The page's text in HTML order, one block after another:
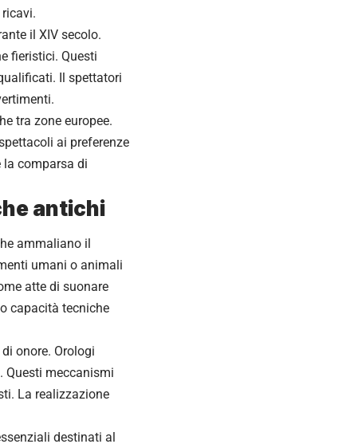
il XIV secolo.
fieristici. Questi
Il spettatori
tra zone europee.
ai preferenze
comparsa di
antichi
ammaliano il
umani o animali
atte di suonare
capacità tecniche
onore. Orologi
Questi meccanismi
La realizzazione
destinati al